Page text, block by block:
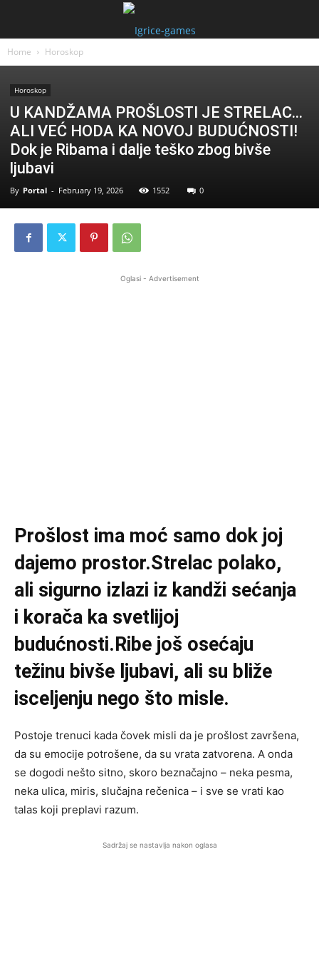
Home Horoskop
Horoskop
U KANDŽAMA PROŠLOSTI JE STRELAC…
ALI VEĆ HODA KA NOVOJ BUDUĆNOSTI!
Dok je Ribama i dalje teško zbog bivše
ljubavi
By Portal - February 19, 2026 1552 0
Oglasi - Advertisement
Prošlost ima moć samo dok joj
dajemo prostor.Strelac polako,
ali sigurno izlazi iz kandži sećanja
i korača ka svetlijoj
budućnosti.Ribe još osećaju
težinu bivše ljubavi, ali su bliže
isceljenju nego što misle.
Postoje trenuci kada čovek misli da je prošlost završena,
da su emocije potrošene, da su vrata zatvorena. A onda
se dogodi nešto sitno, skoro beznačajno – neka pesma,
neka ulica, miris, slučajna rečenica – i sve se vrati kao
talas koji preplavi razum.
Sadržaj se nastavlja nakon oglasa